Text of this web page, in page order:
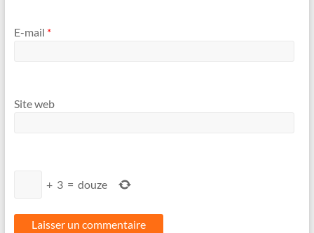
E-mail *
Site web
+ 3 = douze